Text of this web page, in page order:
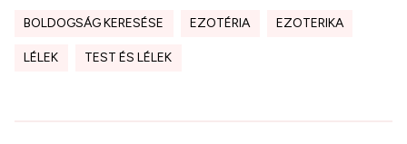
BOLDOGSÁG KERESÉSE EZOTÉRIA EZOTERIKA
LÉLEK TEST ÉS LÉLEK